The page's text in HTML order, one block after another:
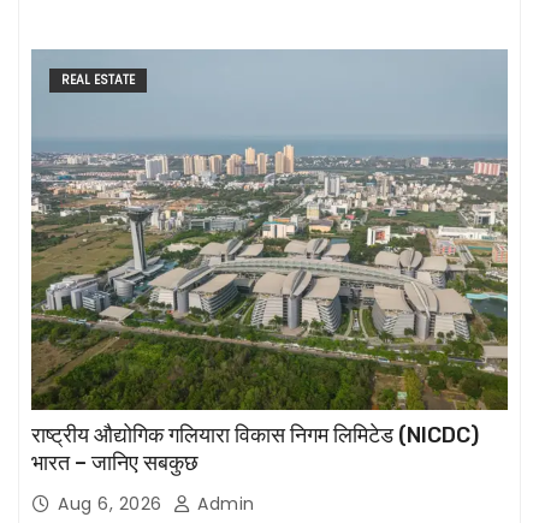
REAL ESTATE
राष्ट्रीय औद्योगिक गलियारा विकास निगम लिमिटेड (NICDC)
भारत – जानिए सबकुछ
Aug 6, 2026 Admin